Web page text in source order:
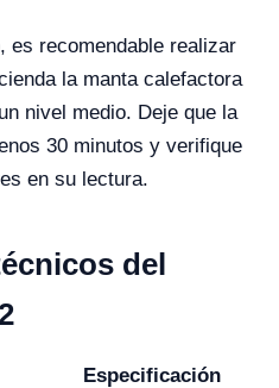
es recomendable realizar
la manta calefactora
nivel medio. Deje que la
30 minutos y verifique
en su lectura.
del
Especificación